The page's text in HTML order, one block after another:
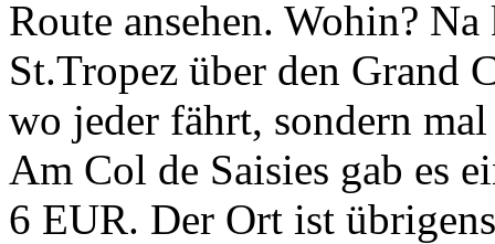
Route ansehen. Wohin?
St.Tropez über den Grand
wo jeder fährt, sondern
Am Col de Saisies gab es
6 EUR. Der Ort ist